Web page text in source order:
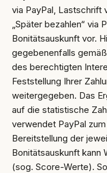
via PayPal, Lastschrift
„Später bezahlen“ via
Bonitätsauskunft vor.
gegebenenfalls
des berechtigten
Feststellung Ihrer
weitergegeben. Das
auf die statistische
verwendet PayPal
Bereitstellung der
Bonitätsauskunft kann
(sog. Score-Werte).